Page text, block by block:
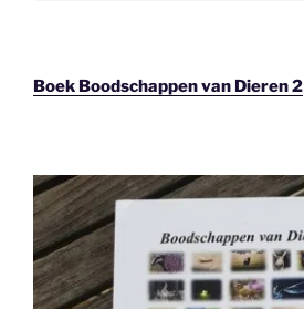
Boek Boodschappen van Dieren 2